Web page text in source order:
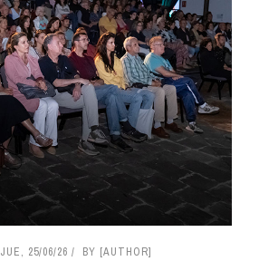
JUE, 25/06/26 BY [AUTHOR]